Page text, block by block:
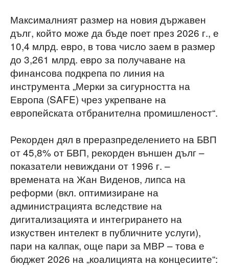
Максималният размер на новия държавен
дълг, който може да бъде поет през 2026 г., е
10,4 млрд. евро, в това число заем в размер
до 3,261 млрд. евро за получаване на
финансова подкрепа по линия на
инструмента „Мерки за сигурността на
Европа (SAFE) чрез укрепване на
европейската отбранителна промишленост“.
Рекорден дял в преразпределението на БВП
от 45,8% от БВП, рекорден външен дълг –
показатели невиждани от 1996 г. –
времената на Жан Виденов, липса на
реформи (вкл. оптимизиране на
администрацията вследствие на
дигитализацията и интегрирането на
изкуствен интелект в публичните услуги),
пари на калпак, още пари за МВР – това е
бюджет 2026 на „коалицията на концесиите“: